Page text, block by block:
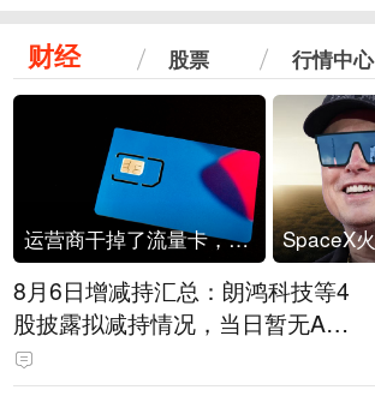
财经 股票 行情中心
运营商干掉了流量卡，他们真的玩不起了
8月6日增减持汇总：朗鸿科技等4
股披露拟减持情况，当日暂无A股
公司披露拟增持情况（表）